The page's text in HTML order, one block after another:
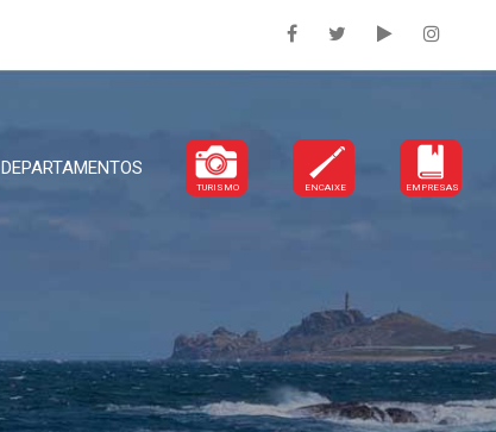
DEPARTAMENTOS
TURISMO ENCAIXE EMPRESAS